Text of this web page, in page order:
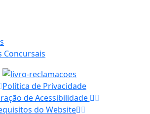
Concursais
Política de Privacidade
de Acessibilidade
do Website